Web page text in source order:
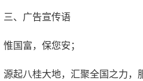
三、广告宣传语
惟国富，保您安；
源起八桂大地，汇聚全国之力，